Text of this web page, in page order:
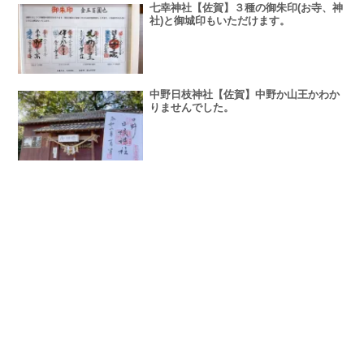
七幸神社【佐賀】３種の御朱印(お寺、神
社)と御城印もいただけます。
中野日枝神社【佐賀】中野か山王かわか
りませんでした。